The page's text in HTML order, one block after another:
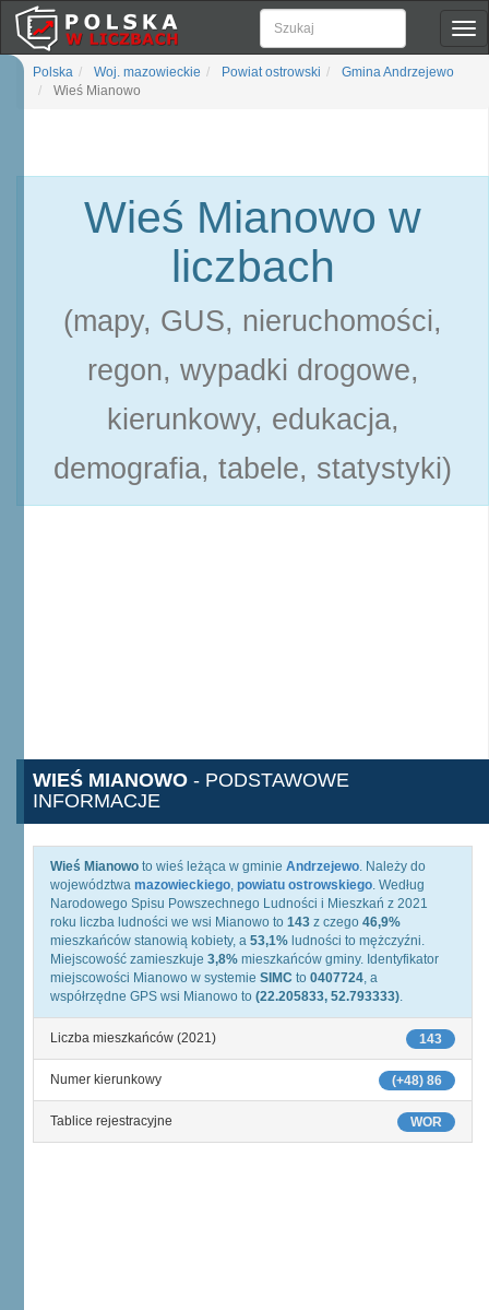
Polska Woj. mazowieckie Powiat ostrowski
Gmina Andrzejewo
Wieś Mianowo
Wieś Mianowo w
liczbach
(mapy, GUS, nieruchomości,
regon, wypadki drogowe,
kierunkowy, edukacja,
demografia, tabele, statystyki)
WIEŚ MIANOWO - PODSTAWOWE
INFORMACJE
Wieś Mianowo to wieś leżąca w gminie Andrzejewo. Należy do
województwa mazowieckiego, powiatu ostrowskiego. Według
Narodowego Spisu Powszechnego Ludności i Mieszkań z 2021
roku liczba ludności we wsi Mianowo to 143 z czego 46,9%
mieszkańców stanowią kobiety, a 53,1% ludności to mężczyźni.
Miejscowość zamieszkuje 3,8% mieszkańców gminy. Identyfikator
miejscowości Mianowo w systemie SIMC to 0407724, a
współrzędne GPS wsi Mianowo to (22.205833, 52.793333).
143
Liczba mieszkańców (2021)
(+48) 86
Numer kierunkowy
WOR
Tablice rejestracyjne